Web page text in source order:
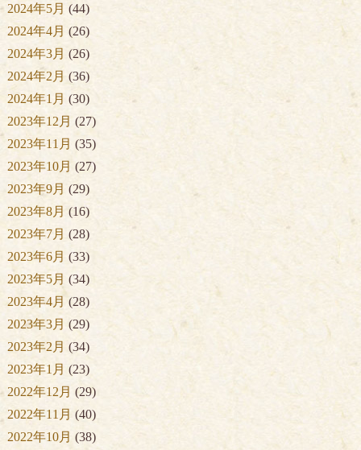
2024年5月 (44)
2024年4月 (26)
2024年3月 (26)
2024年2月 (36)
2024年1月 (30)
2023年12月 (27)
2023年11月 (35)
2023年10月 (27)
2023年9月 (29)
2023年8月 (16)
2023年7月 (28)
2023年6月 (33)
2023年5月 (34)
2023年4月 (28)
2023年3月 (29)
2023年2月 (34)
2023年1月 (23)
2022年12月 (29)
2022年11月 (40)
2022年10月 (38)